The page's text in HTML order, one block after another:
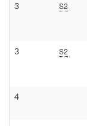
3 S2
3 S2
4